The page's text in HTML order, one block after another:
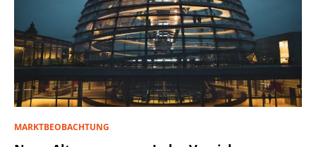
MARKTBEOBACHTUNG